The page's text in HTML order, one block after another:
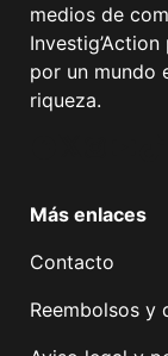
medios de
por un mundo
riqueza.
Más enlaces
Contacto
Reembolsos y